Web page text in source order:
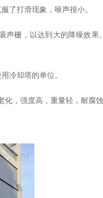
了打滑现象，噪声很小。
声栅，以达到大的降噪效果
冷却塔的单位。
，强度高，重量轻，耐腐蚀